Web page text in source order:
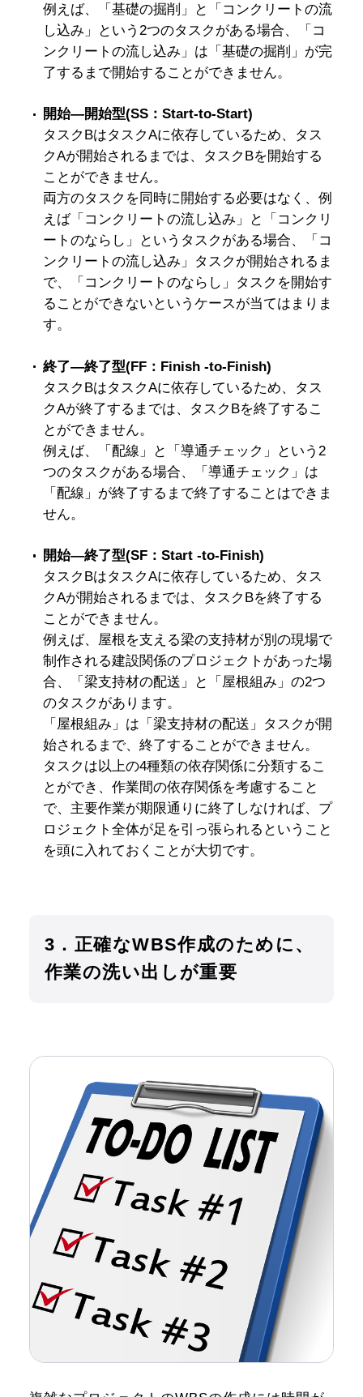
例えば、「基礎の掘削」と「コンクリートの流
し込み」という2つのタスクがある場合、「コ
ンクリートの流し込み」は「基礎の掘削」が完
了するまで開始することができません。
開始―開始型(SS：Start-to-Start)
タスクBはタスクAに依存しているため、タス
クAが開始されるまでは、タスクBを開始する
ことができません。
両方のタスクを同時に開始する必要はなく、例
えば「コンクリートの流し込み」と「コンクリ
ートのならし」というタスクがある場合、「コ
ンクリートの流し込み」タスクが開始されるま
で、「コンクリートのならし」タスクを開始す
ることができないというケースが当てはまりま
す。
終了―終了型(FF：Finish -to-Finish)
タスクBはタスクAに依存しているため、タス
クAが終了するまでは、タスクBを終了するこ
とができません。
例えば、「配線」と「導通チェック」という2
つのタスクがある場合、「導通チェック」は
「配線」が終了するまで終了することはできま
せん。
開始―終了型(SF：Start -to-Finish)
タスクBはタスクAに依存しているため、タス
クAが開始されるまでは、タスクBを終了する
ことができません。
例えば、屋根を支える梁の支持材が別の現場で
制作される建設関係のプロジェクトがあった場
合、「梁支持材の配送」と「屋根組み」の2つ
のタスクがあります。
「屋根組み」は「梁支持材の配送」タスクが開
始されるまで、終了することができません。
タスクは以上の4種類の依存関係に分類するこ
とができ、作業間の依存関係を考慮すること
で、主要作業が期限通りに終了しなければ、プ
ロジェクト全体が足を引っ張られるということ
を頭に入れておくことが大切です。
3．正確なWBS作成のために、
作業の洗い出しが重要